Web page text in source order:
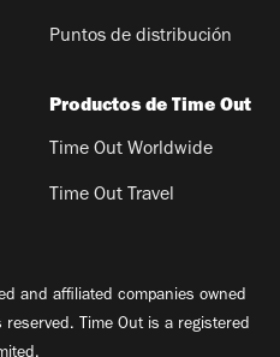
Puntos de distribución
Productos de Time Out
Time Out Worldwide
Time Out Travel
and affiliated companies owned
Time Out is a registered